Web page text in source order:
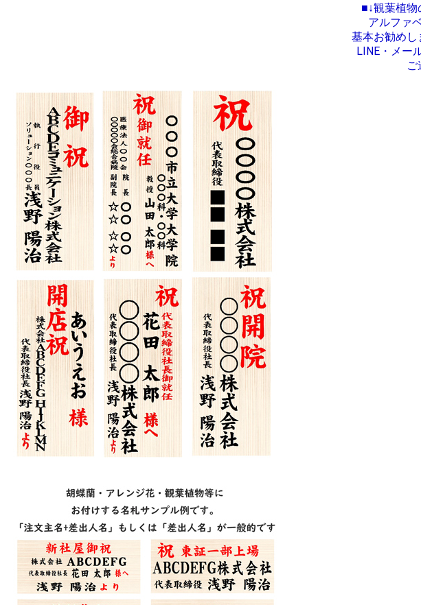
■↓観葉植
アルファ
基本お勧め
LINE・メー
ご